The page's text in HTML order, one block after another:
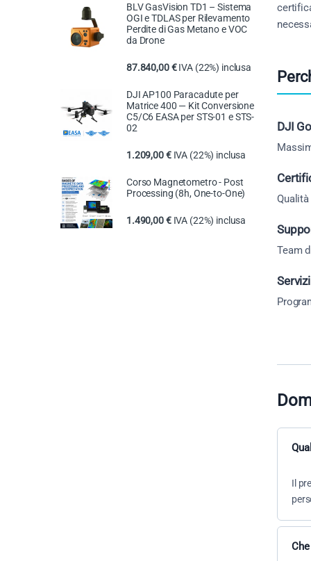
DJI
Team
Il
BLV GasVision TD1 – Sistema
OGI e TDLAS per Rilevamento
Perdite di Gas Metano e VOC
da Drone
87.840,00€ IVA (22%) inclusa
DJI AP100 Paracadute per
Matrice 400 — Kit Conversione
C5/C6 EASA per STS-01 e STS-
02
1.209,00€ IVA (22%) inclusa
Corso Magnetometro - Post
Processing (8h, One-to-One)
1.490,00€ IVA (22%) inclusa